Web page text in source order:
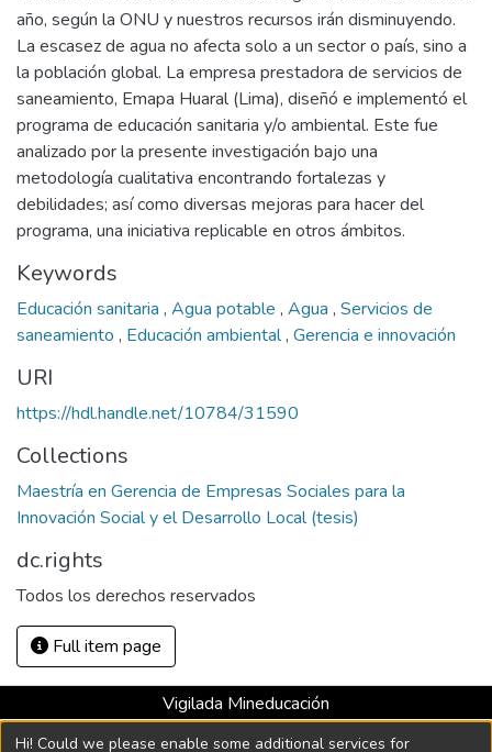
año, según la ONU y nuestros recursos irán disminuyendo.
La escasez de agua no afecta solo a un sector o país, sino a
la población global. La empresa prestadora de servicios de
saneamiento, Emapa Huaral (Lima), diseñó e implementó el
programa de educación sanitaria y/o ambiental. Este fue
analizado por la presente investigación bajo una
metodología cualitativa encontrando fortalezas y
debilidades; así como diversas mejoras para hacer del
programa, una iniciativa replicable en otros ámbitos.
Keywords
Educación sanitaria , Agua potable , Agua , Servicios de
saneamiento , Educación ambiental, Gerencia e innovación
URI
https://hdl.handle.net/10784/31590
Collections
Maestría en Gerencia de Empresas Sociales para la
Innovación Social y el Desarrollo Local (tesis)
dc.rights
Todos los derechos reservados
Full item page
Vigilada Mineducación
Universidad con Acreditación Institucional hasta 2026 -
Hi! Could we please enable some additional services for